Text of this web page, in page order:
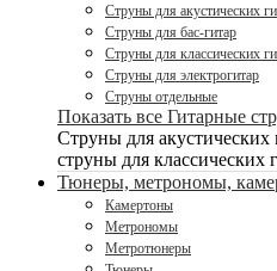
Струны для акустических
Струны для бас-гитар
Струны для классических
Струны для электрогитар
Струны отдельные
Показать все Гитарные
Струны для акустических
струны для классических
Тюнеры, метрономы,
Камертоны
Метрономы
Метротюнеры